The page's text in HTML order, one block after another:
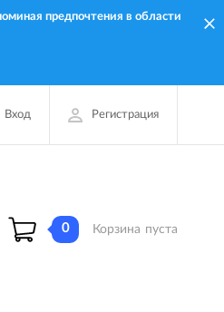
предпочтения в области
Вход Регистрация
0 Корзина пуста